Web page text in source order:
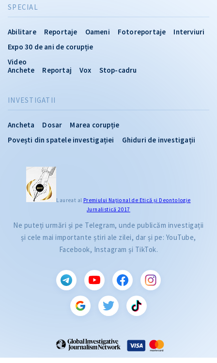
INVESTIGATII
Ancheta Dosar
Marea corupție
Povești din spatele investigației
Ghiduri de investigații
SPECIAL
Abilitare Reportaje Oameni Fotoreportaje
Interviuri
Expo 30 de ani de corupție
Video
Anchete
Reportaj Vox Stop-cadru
Laureat al Premiului Naţional de Etică și Deontologie
Jurnalistică 2017
Ne puteți urmări și pe Telegram, unde publicăm investigații
și cele mai importante știri ale zilei, dar și pe: YouTube,
Facebook, Instagram și TikTok.